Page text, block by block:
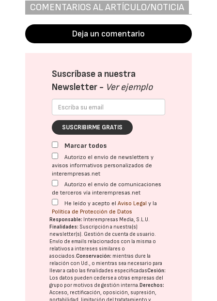
COMENTARIOS AL ARTÍCULO/NOTICIA
Deja un comentario
Suscríbase a nuestra
Newsletter - Ver ejemplo
SUSCRIBIRME GRATIS
Marcar todos
Autorizo el envío de newsletters y
avisos informativos personalizados de
interempresas.net
Autorizo el envío de comunicaciones
de terceros vía interempresas.net
He leído y acepto elAviso Legal y la
Política de Protección de Datos
Responsable: Interempresas Media, S.L.U.
Finalidades: Suscripción a nuestra(s)
newsletter(s). Gestión de cuenta de usuario.
Envío de emails relacionados con la misma o
relativos a intereses similares o
asociados.Conservación: mientras dure la
relación con Ud., o mientras sea necesario para
llevar a cabo las finalidades especificadasCesión:
Los datos pueden cederse a otras empresas del
grupo por motivos de gestión interna. Derechos:
Acceso, rectificación, oposición, supresión,